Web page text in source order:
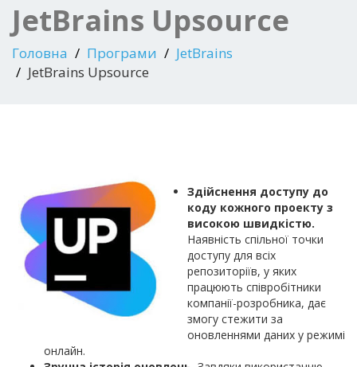
JetBrains Upsource
Головна Програми
JetBrains
JetBrains Upsource
Здійснення доступу до
коду кожного проекту з
високою швидкістю.
Наявність спільної точки
доступу для всіх
репозиторіїв, у яких
працюють співробітники
компанії-розробника, дає
змогу стежити за
оновленнями даних у режимі
онлайн.